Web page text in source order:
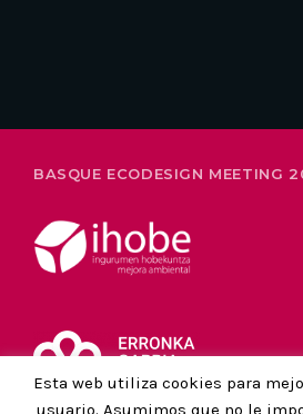
BASQUE ECODESIGN MEETING
Esta web utiliza cookies para
usuario. Asumimos que no le